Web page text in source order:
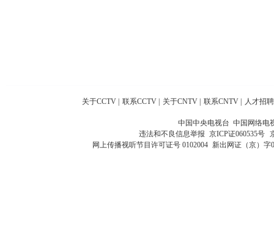
关于CCTV 联系CCTV 关于CNTV 联系CNTV 人才招聘
中国中央电视台 中国网络电
违法和不良信息举报 京ICP证060535号
网上传播视听节目许可证号 0102004 新出网证（京）